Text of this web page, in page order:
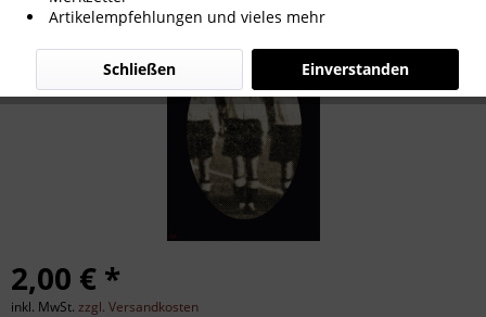
2,00 € *
inkl. MwSt. zzgl. Versandkosten
Artikelempfehlungen und vieles mehr
Einverstanden
Schließen